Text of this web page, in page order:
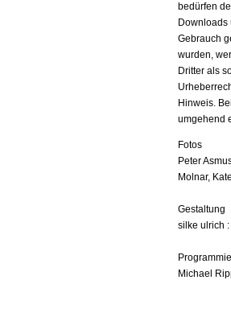
bedürfen
Downloads
Gebrauch
wurden,
Dritter als
Hinweis.
umgehend
Fotos
Peter
Molnar,
Gestaltung
silke ulrich
Michael